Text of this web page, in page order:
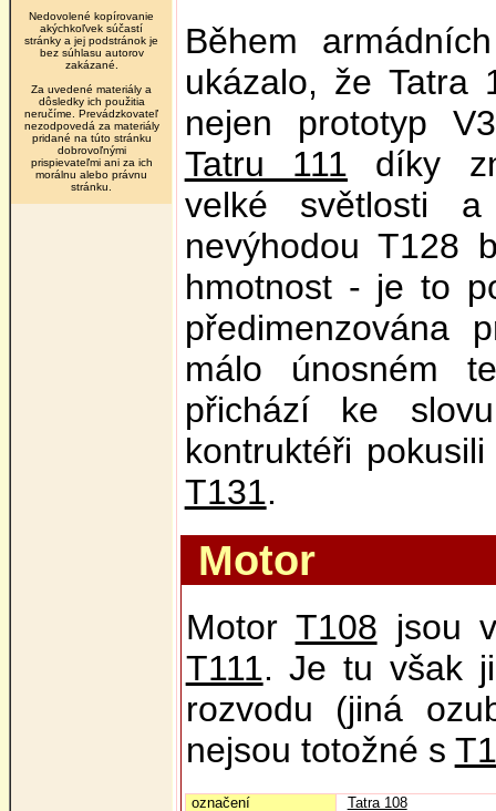
Nedovolené kopírovanie
akýchkoľvek súčastí
stránky a jej podstránok je
bez súhlasu autorov
zakázané.
Za uvedené materiály a
dôsledky ich použitia
neručíme. Prevádzkovateľ
nezodpovedá za materiály
pridané na túto stránku
dobrovoľnými
prispievateľmi ani za ich
morálnu alebo právnu
stránku.
Během
ukázalo, že Tatra
nejen prototyp
Tatru 111 díky
velké světlosti a
nevýhodou T128
hmotnost - je to
předimenzována
málo únosném
přichází ke
kontruktéři
T131.
Motor
Motor T108 jsou
T111. Je tu však
rozvodu (jiná
nejsou totožné s
označení
Tatra 108